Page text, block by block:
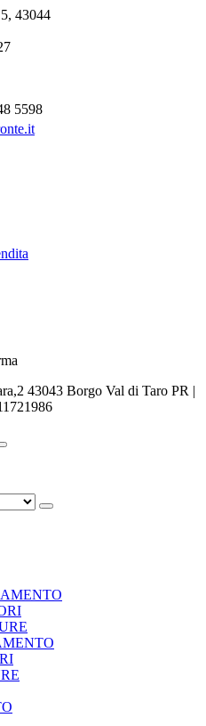
43044
5598
43043 Borgo Val di Taro PR |